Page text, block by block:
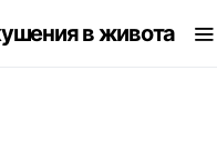
в живота